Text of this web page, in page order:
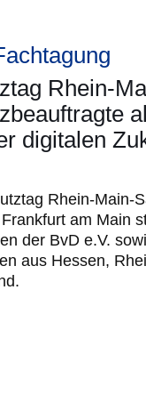
Rhein-
digitalen
Rhein-Main-
am Main
der BvD e.V.
aus Hessen,